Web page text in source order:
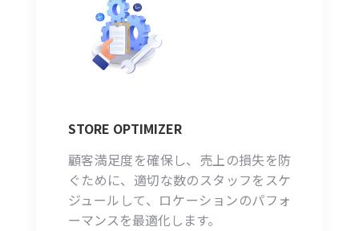
STORE OPTIMIZER
顧客満足度を確保し、売上の損失を防
ぐために、適切な数のスタッフをスケ
ジュールして、ロケーションのパフォ
ーマンスを最適化します。